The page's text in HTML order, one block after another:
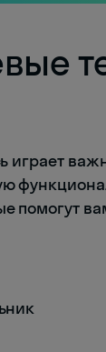
играет
помогут